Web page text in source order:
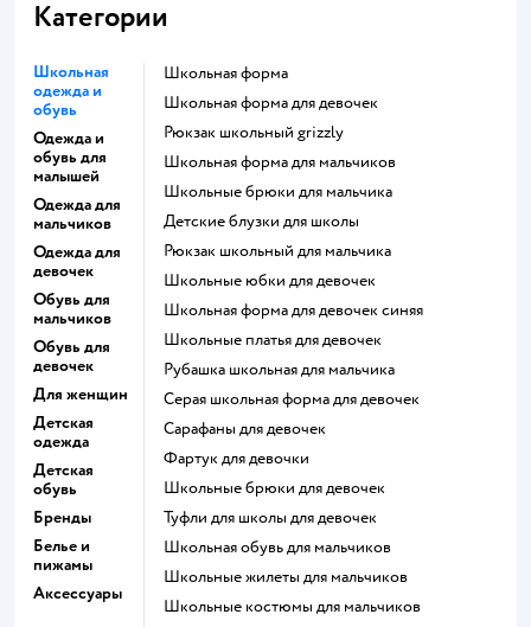
Категории
Школьная
одежда и
обувь
Одежда и
обувь для
малышей
Одежда для
мальчиков
Одежда для
девочек
Обувь для
мальчиков
Обувь для
девочек
Для женщин
Детская
одежда
Детская
обувь
Бренды
Белье и
пижамы
Аксессуары
Школьная форма
Школьная форма для девочек
Рюкзак школьный grizzly
Школьная форма для мальчиков
Школьные брюки для мальчика
Детские блузки для школы
Рюкзак школьный для мальчика
Школьные юбки для девочек
Школьная форма для девочек синяя
Школьные платья для девочек
Рубашка школьная для мальчика
Серая школьная форма для девочек
Сарафаны для девочек
Фартук для девочки
Школьные брюки для девочек
Туфли для школы для девочек
Школьная обувь для мальчиков
Школьные жилеты для мальчиков
Школьные костюмы для мальчиков